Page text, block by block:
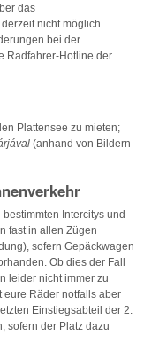
das
nicht möglich.
bei der
Radfahrer-Hotline der
Plattensee zu mieten;
(anhand von Bildern
Intercitys und
fast in allen Zügen
sofern Gepäckwagen
Ob dies der Fall
leider nicht immer zu
eure Räder notfalls aber
Einstiegsabteil der 2.
sofern der Platz dazu